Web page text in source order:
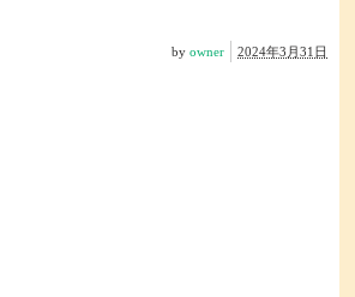
2024年3月31日
by owner